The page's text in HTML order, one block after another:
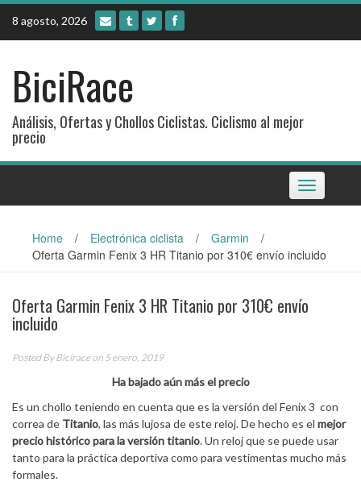
Skip
content
8 agosto, 2026
BiciRace
Análisis, Ofertas y Chollos Ciclistas. Ciclismo al mejor
precio
Toggle
navigation
Home / Electrónica ciclista / Garmin
/
Oferta Garmin Fenix 3 HR Titanio por 310€ envío incluido
Oferta Garmin Fenix 3 HR Titanio por 310€ envío
incluido
Posted ByBiciraceon 5 enero, 2019
Ha bajado aún más el precio
Es un chollo teniendo en cuenta que es la versión del Fenix 3 con
correa de Titanio, las más lujosa de este reloj. De hecho es el mejor
precio histórico para la versión titanio. Un reloj que se puede usar
tanto para la práctica deportiva como para vestimentas mucho más
formales.